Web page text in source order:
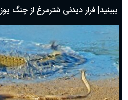
ببینید| فرار دیدنی شترمرغ از چنگ